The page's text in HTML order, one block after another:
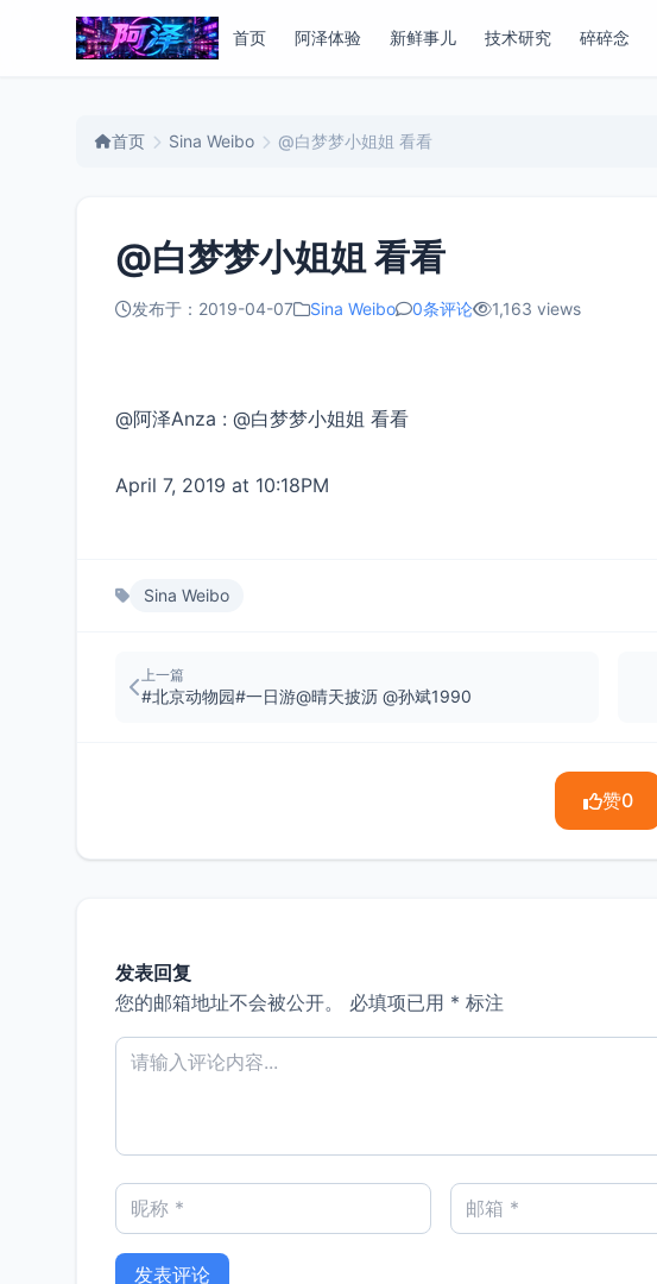
首页 阿泽体验 新鲜事儿 技术研究 碎碎念
首页 Sina Weibo @白梦梦小姐姐 看看
@白梦梦小姐姐 看看
发布于：2019-04-07 Sina Weibo 0条评论 1,163 views
@阿泽Anza : @白梦梦小姐姐 看看
April 7, 2019 at 10:18PM
Sina Weibo
上一篇
#北京动物园#一日游@晴天披沥 @孙斌1990 ​
赞0
发表回复
您的邮箱地址不会被公开。
必填项已用 * 标注